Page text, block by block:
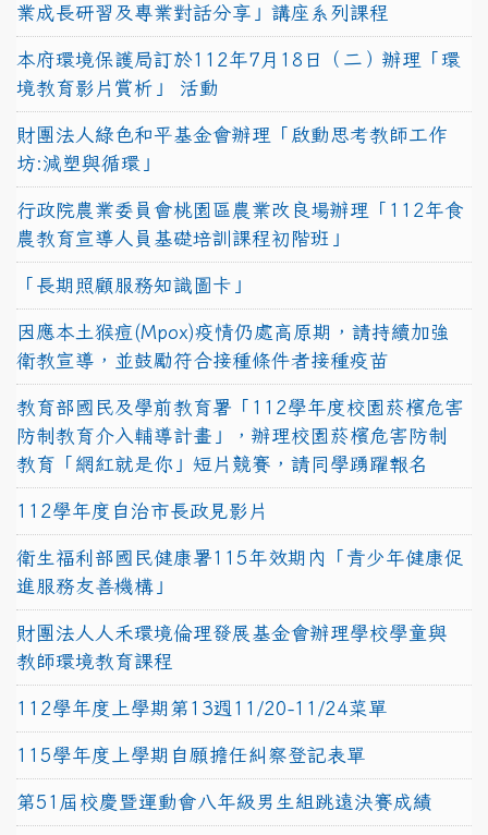
業成長研習及專業對話分享」講座系列課程
本府環境保護局訂於112年7月18日（二）辦理「環
境教育影片賞析」 活動
財團法人綠色和平基金會辦理「啟動思考教師工作
坊:減塑與循環」
行政院農業委員會桃園區農業改良場辦理「112年食
農教育宣導人員基礎培訓課程初階班」
「長期照顧服務知識圖卡」
因應本土猴痘(Mpox)疫情仍處高原期，請持續加強
衛教宣導，並鼓勵符合接種條件者接種疫苗
教育部國民及學前教育署「112學年度校園菸檳危害
防制教育介入輔導計畫」，辦理校園菸檳危害防制
教育「網紅就是你」短片競賽，請同學踴躍報名
112學年度自治市長政見影片
衛生福利部國民健康署115年效期內「青少年健康促
進服務友善機構」
財團法人人禾環境倫理發展基金會辦理學校學童與
教師環境教育課程
112學年度上學期第13週11/20-11/24菜單
115學年度上學期自願擔任糾察登記表單
第51屆校慶暨運動會八年級男生組跳遠決賽成績